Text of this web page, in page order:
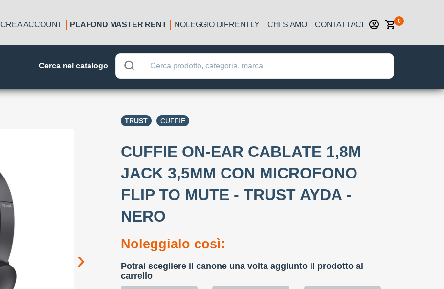
CREA ACCOUNT PLAFOND MASTER RENT NOLEGGIO DIFRENTLY CHI SIAMO CONTATTACI 0
Cerca nel catalogo
TRUST CUFFIE
CUFFIE ON-EAR CABLATE 1,8M
JACK 3,5MM CON MICROFONO
FLIP TO MUTE - TRUST AYDA -
NERO
Noleggialo così:
Potrai scegliere il canone una volta aggiunto il prodotto al
carrello